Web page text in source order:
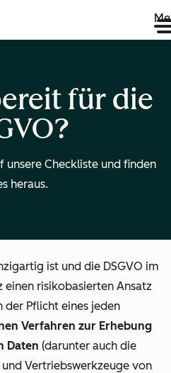
für die
unsere Checkliste und finden
heraus.
ist und die DSGVO im
einen risikobasierten Ansatz
Pflicht eines jeden
Verfahren zur Erhebung
Daten (darunter auch die
Vertriebswerkzeuge von